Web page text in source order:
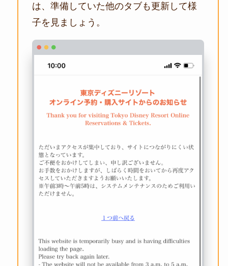
は、準備していた他のタブも更新して様
子を見ましょう。